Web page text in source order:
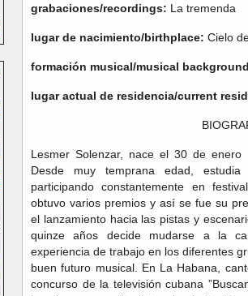
grabaciones/recordings: La tremenda
lugar de nacimiento/birthplace: Cielo
formación musical/musical
lugar actual de residencia/current
Lesmer Solenzar, nace el 30 de
Desde muy temprana edad,
participando constantemente en
obtuvo varios premios y así se fue su
el lanzamiento hacia las pistas y
quinze años decide mudarse a la
experiencia de trabajo en los diferentes
buen futuro musical. En La Habana,
concurso de la televisión cubana